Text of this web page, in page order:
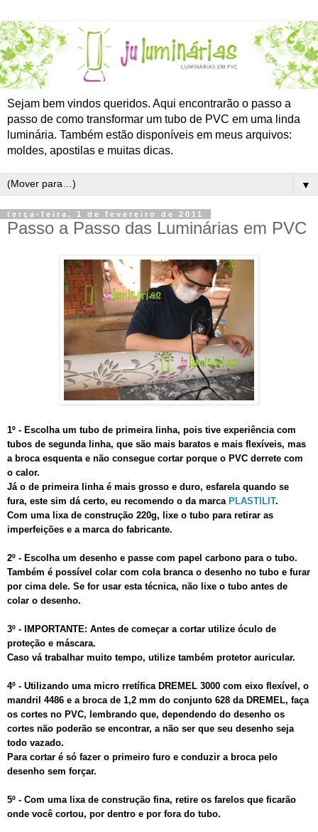
Sejam bem vindos queridos. Aqui encontrarão o passo a
passo de como transformar um tubo de PVC em uma linda
luminária. Também estão disponíveis em meus arquivos:
moldes, apostilas e muitas dicas.
▼
terça-feira, 1 de fevereiro de 2011
Passo a Passo das Luminárias em PVC
1º - Escolha um tubo de primeira linha, pois tive experiência com
tubos de segunda linha, que são mais baratos e mais flexíveis, mas
a broca esquenta e não consegue cortar porque o PVC derrete com
o calor.
Já o de primeira linha é mais grosso e duro, esfarela quando se
fura, este sim dá certo, eu recomendo o da marca PLASTILIT.
Com uma lixa de construção 220g, lixe o tubo para retirar as
imperfeições e a marca do fabricante.
2º - Escolha um desenho e passe com papel carbono para o tubo.
Também é possível colar com cola branca o desenho no tubo e furar
por cima dele. Se for usar esta técnica, não lixe o tubo antes de
colar o desenho.
3º - IMPORTANTE: Antes de começar a cortar utilize óculo de
proteção e máscara.
Caso vá trabalhar muito tempo, utilize também protetor auricular.
4º - Utilizando uma micro rretífica DREMEL 3000 com eixo flexível, o
mandril 4486 e a broca de 1,2 mm do conjunto 628 da DREMEL, faça
os cortes no PVC, lembrando que, dependendo do desenho os
cortes não poderão se encontrar, a não ser que seu desenho seja
todo vazado.
Para cortar é só fazer o primeiro furo e conduzir a broca pelo
desenho sem forçar.
5º - Com uma lixa de construção fina, retire os farelos que ficarão
onde você cortou, por dentro e por fora do tubo.